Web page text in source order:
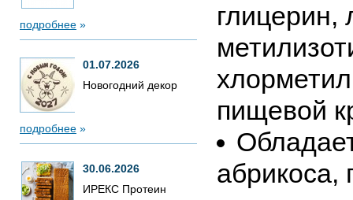
подробнее »
01.07.2026
Новогодний декор
подробнее »
30.06.2026
ИРЕКС Протеин
глицерин,
пищевой
абрикоса,